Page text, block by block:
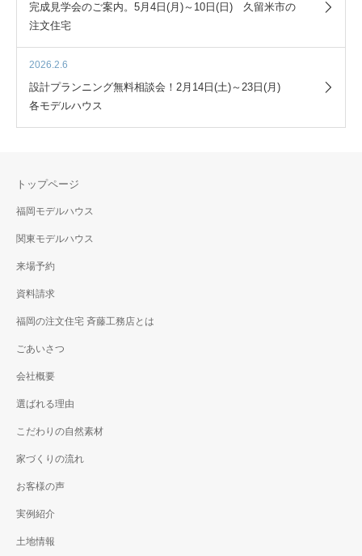
完成見学会のご案内。5月4日(月)～10日(日) 久留米市の
注文住宅
2026.2.6
設計プランニング無料相談会！2月14日(土)～23日(月)
各モデルハウス
トップページ
福岡モデルハウス
関東モデルハウス
来場予約
資料請求
福岡の注文住宅 斉藤工務店とは
ごあいさつ
会社概要
選ばれる理由
こだわりの自然素材
家づくりの流れ
お客様の声
実例紹介
土地情報